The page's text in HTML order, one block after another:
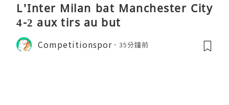
L'Inter Milan bat Manchester City
4-2 aux tirs au but
Competitionspor 35分鐘前